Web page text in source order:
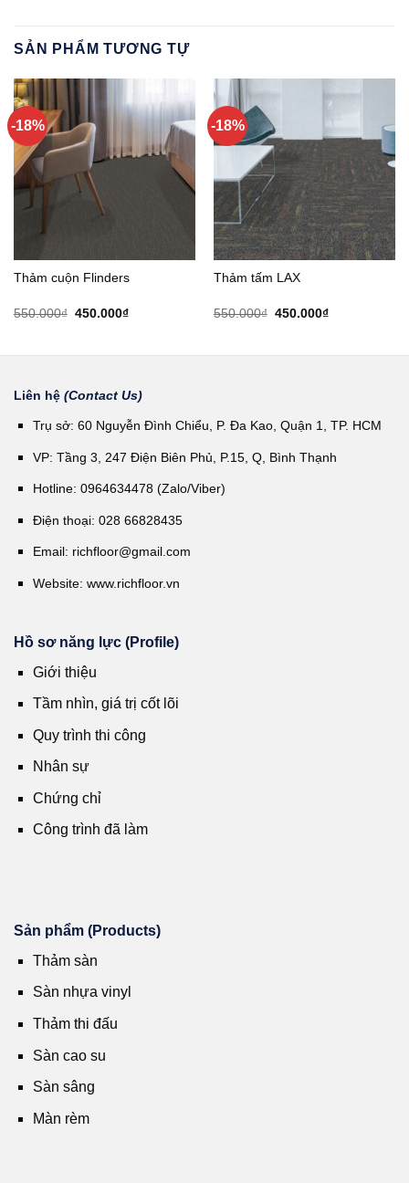
SẢN PHẨM TƯƠNG TỰ
-18%
Thảm cuộn Flinders
550.000₫ Giá
450.000₫Giá
-18%
Thảm tấm LAX
550.000₫ Giá
450.000₫Giá
Liên hệ (Contact Us)
Trụ sở: 60 Nguyễn Đình Chiểu, P. Đa Kao, Quận 1, TP. HCM
VP: Tầng 3, 247 Điện Biên Phủ, P.15, Q, Bình Thạnh
Hotline: 0964634478 (Zalo/Viber)
Điện thoại: 028 66828435
Email: richfloor@gmail.com
Website: www.richfloor.vn
Hồ sơ năng lực (Profile)
Giới thiệu
Tầm nhìn, giá trị cốt lõi
Quy trình thi công
Nhân sự
Chứng chỉ
Công trình đã làm
Sản phẩm (Products)
Thảm sàn
Sàn nhựa vinyl
Thảm thi đấu
Sàn cao su
Sàn sâng
Màn rèm